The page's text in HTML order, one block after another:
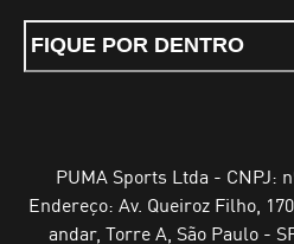
FIQUE POR DENTRO
PUMA Sports Ltda - CNPJ:
Endereço: Av. Queiroz Filho,
andar, Torre A, São Paulo -